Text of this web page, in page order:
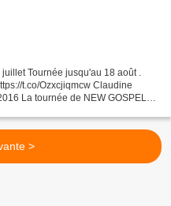
Tournée jusqu'au 18 août .
t.co/Ozxcjiqmcw Claudine
La tournée de NEW GOSPEL
>